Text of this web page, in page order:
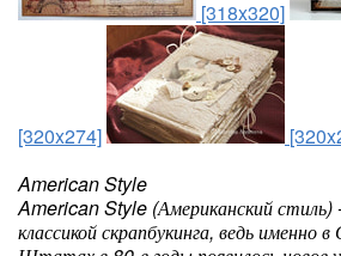
[318x320]
[320x274]
American Style
American Style (Американский стиль)
классикой скрапбукинга, ведь именно